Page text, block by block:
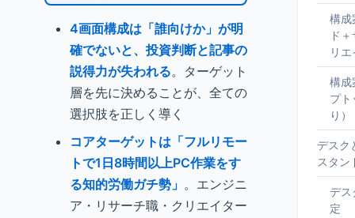
4画面構成は「誰向けか」が明
確でないと、投資判断と記事の
説得力が失われる。ターゲット
層を先に決めることが、全ての
選択肢を正しく導く
コアターゲットは「フルリモー
トで1日8時間以上PC作業をす
る知的労働ガチ勢」 。エンジニ
ア・リサーチ職・クリエイター
構成
ド
リ
構成
プト
り）
デスク
スタン
デス
定